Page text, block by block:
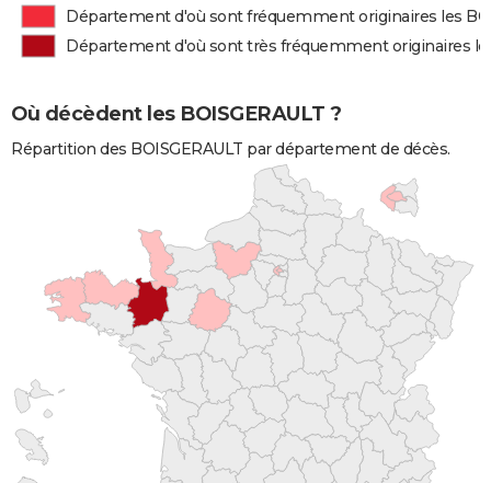
Département d'où sont fréquemment originaires les
Département d'où sont très fréquemment originaires
Où décèdent les BOISGERAULT ?
Répartition des BOISGERAULT par département de décès.